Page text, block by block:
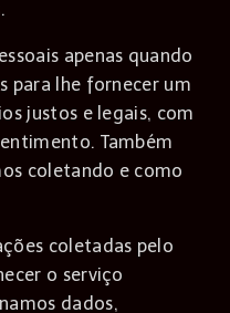
apenas quando
para lhe fornecer um
justos e legais, com
Também
coletando e como
coletadas pelo
o serviço
dados,